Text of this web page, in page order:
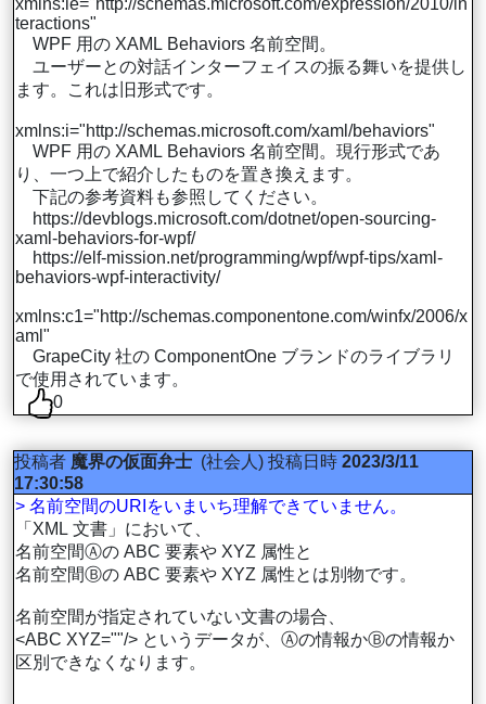
xmlns:ie="http://schemas.microsoft.com/expression/2010/in
teractions"
WPF 用の XAML Behaviors 名前空間。
ユーザーとの対話インターフェイスの振る舞いを提供し
ます。これは旧形式です。
xmlns:i="http://schemas.microsoft.com/xaml/behaviors"
WPF 用の XAML Behaviors 名前空間。現行形式であ
り、一つ上で紹介したものを置き換えます。
下記の参考資料も参照してください。
https://devblogs.microsoft.com/dotnet/open-sourcing-
xaml-behaviors-for-wpf/
https://elf-mission.net/programming/wpf/wpf-tips/xaml-
behaviors-wpf-interactivity/
xmlns:c1="http://schemas.componentone.com/winfx/2006/x
aml"
GrapeCity 社の ComponentOne ブランドのライブラリ
で使用されています。
0
投稿者 魔界の仮面弁士 (社会人) 投稿日時 2023/3/11
17:30:58
> 名前空間のURIをいまいち理解できていません。
「XML 文書」において、
名前空間Ⓐの ABC 要素や XYZ 属性と
名前空間Ⓑの ABC 要素や XYZ 属性とは別物です。
名前空間が指定されていない文書の場合、
<ABC XYZ=""/> というデータが、Ⓐの情報かⒷの情報か
区別できなくなります。